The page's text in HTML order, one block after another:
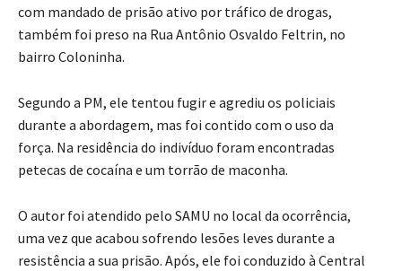
com mandado de prisão ativo por tráfico de drogas,
também foi preso na Rua Antônio Osvaldo Feltrin, no
bairro Coloninha.
Segundo a PM, ele tentou fugir e agrediu os policiais
durante a abordagem, mas foi contido com o uso da
força. Na residência do indivíduo foram encontradas
petecas de cocaína e um torrão de maconha.
O autor foi atendido pelo SAMU no local da ocorrência,
uma vez que acabou sofrendo lesões leves durante a
resistência a sua prisão. Após, ele foi conduzido à Central